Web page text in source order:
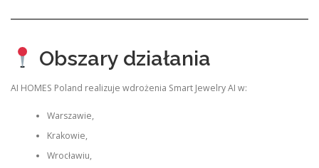
Obszary działania
AI HOMES Poland realizuje wdrożenia Smart Jewelry AI w:
Warszawie,
Krakowie,
Wrocławiu,